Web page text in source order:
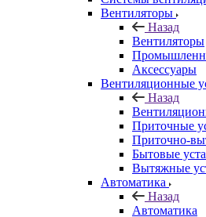
Вентиляторы
Назад
Вентиляторы
Аксессуары
Вентиляционные
Назад
Приточные
Приточно-
Бытовые
Вытяжные
Автоматика
Назад
Автоматика